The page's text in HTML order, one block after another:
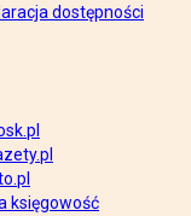
dostępności
księgowość